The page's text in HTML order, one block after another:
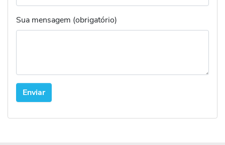
Sua mensagem (obrigatório)